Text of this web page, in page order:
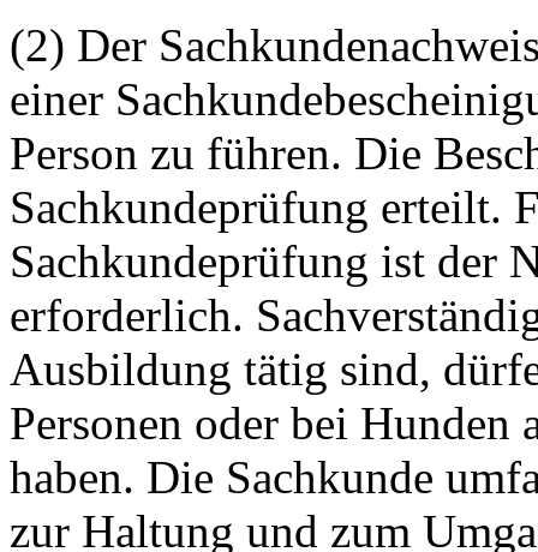
(2) Der
einer
Person zu führen. Die
Sachkundeprüfung erteilt.
Sachkundeprüfung ist der
erforderlich.
Ausbildung tätig sind,
Personen oder bei Hunden
haben. Die Sachkunde
zur Haltung und zum